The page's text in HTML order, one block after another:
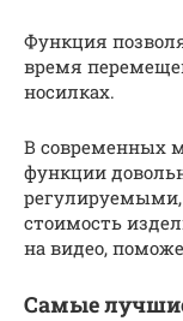
Функция
время
носилках.
В современных
функции
регулируемыми,
стоимость
на видео,
Самые